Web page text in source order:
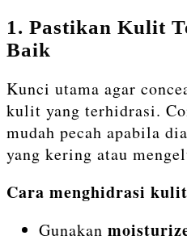
1. Pastikan Kulit
Baik
Kunci utama agar
kulit yang terhidrasi.
mudah pecah apabila
yang kering atau
Cara menghidrasi
Gunakan